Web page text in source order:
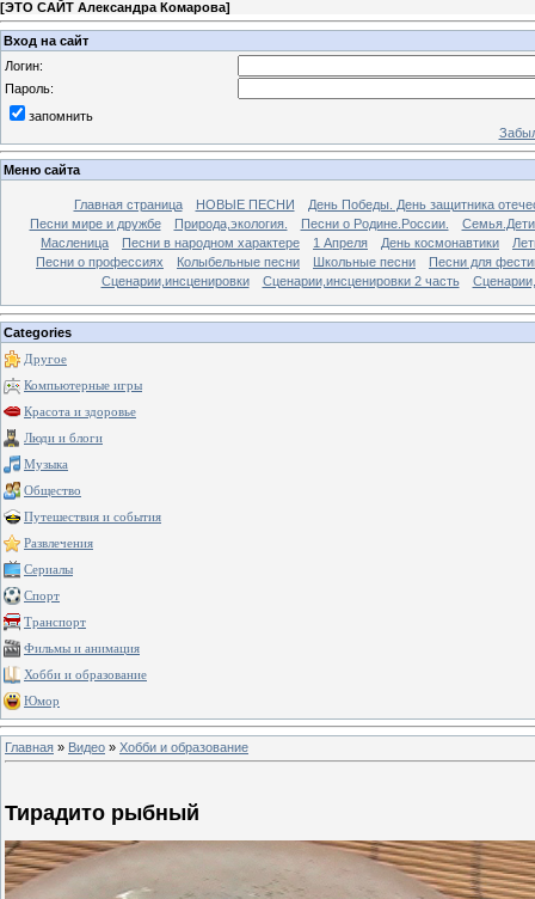
[ЭТО САЙТ Александра Комарова]
Вход на сайт
Логин:
Пароль:
запомнить
Меню сайта
Главная страница НОВЫЕ ПЕСНИ
День Победы. День защитника
Песни мире и дружбе
Природа,экология. Песни о Родине.России.
Масленица
Песни в народном характере 1 Апреля День космонавтики
Песни о профессиях
Колыбельные песни Школьные песни
Песни для
Сценарии,инсценировки
Сценарии,инсценировки 2 часть
Categories
Другое
Компьютерные игры
Красота и здоровье
Люди и блоги
Музыка
Общество
Путешествия и события
Развлечения
Сериалы
Спорт
Транспорт
Фильмы и анимация
Хобби и образование
Юмор
Главная » Видео » Хобби и образование
Тирадито рыбный